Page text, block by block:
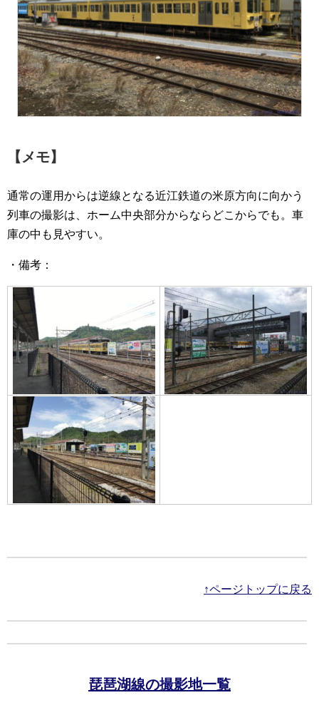
【メモ】
通常の運用からは逆線となる近江鉄道の米原方向に向かう
列車の撮影は、ホーム中央部分からならどこからでも。車
庫の中も見やすい。
・備考：
↑ページトップに戻る
琵琶湖線の撮影地一覧